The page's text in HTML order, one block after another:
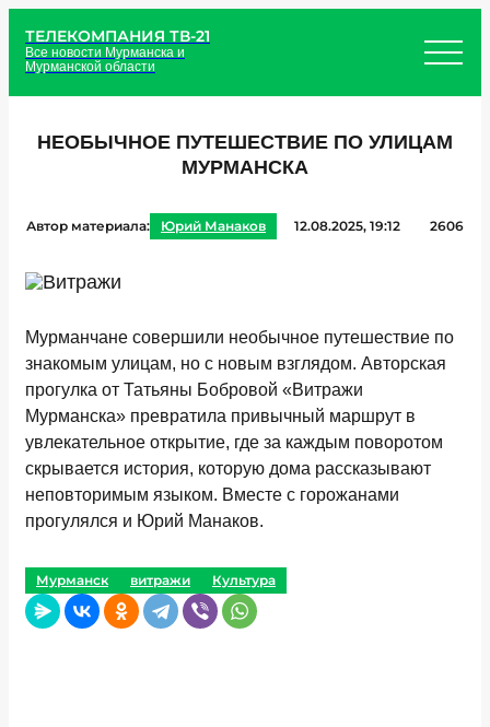
ТЕЛЕКОМПАНИЯ ТВ-21
Все новости Мурманска и
Мурманской области
НЕОБЫЧНОЕ ПУТЕШЕСТВИЕ ПО УЛИЦАМ
МУРМАНСКА
Автор материала: Юрий Манаков 12.08.2025, 19:12 2606
Мурманчане совершили необычное путешествие по
знакомым улицам, но с новым взглядом. Авторская
прогулка от Татьяны Бобровой «Витражи
Мурманска» превратила привычный маршрут в
увлекательное открытие, где за каждым поворотом
скрывается история, которую дома рассказывают
неповторимым языком. Вместе с горожанами
прогулялся и Юрий Манаков.
Мурманск витражи Культура